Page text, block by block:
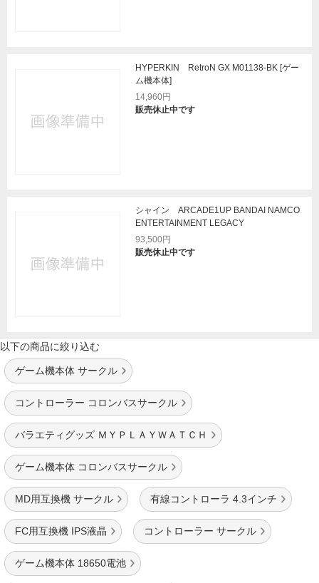
HYPERKIN RetroN GX M01138-BK [ゲー
ム機本体]
14,960円
販売休止中です
シャイン ARCADE1UP BANDAI NAMCO
ENTERTAINMENT LEGACY
93,500円
販売休止中です
以下の商品に絞り込む
ゲーム機本体 サークル
コントローラー コロンバスサークル
バラエティグッズ ＭＹＰＬＡＹＷＡＴＣＨ
ゲーム機本体 コロンバスサークル
MD用互換機 サークル 有線コントローラ 4.3インチ
FC用互換機 IPS液晶 コントローラー サークル
ゲーム機本体 18650電池